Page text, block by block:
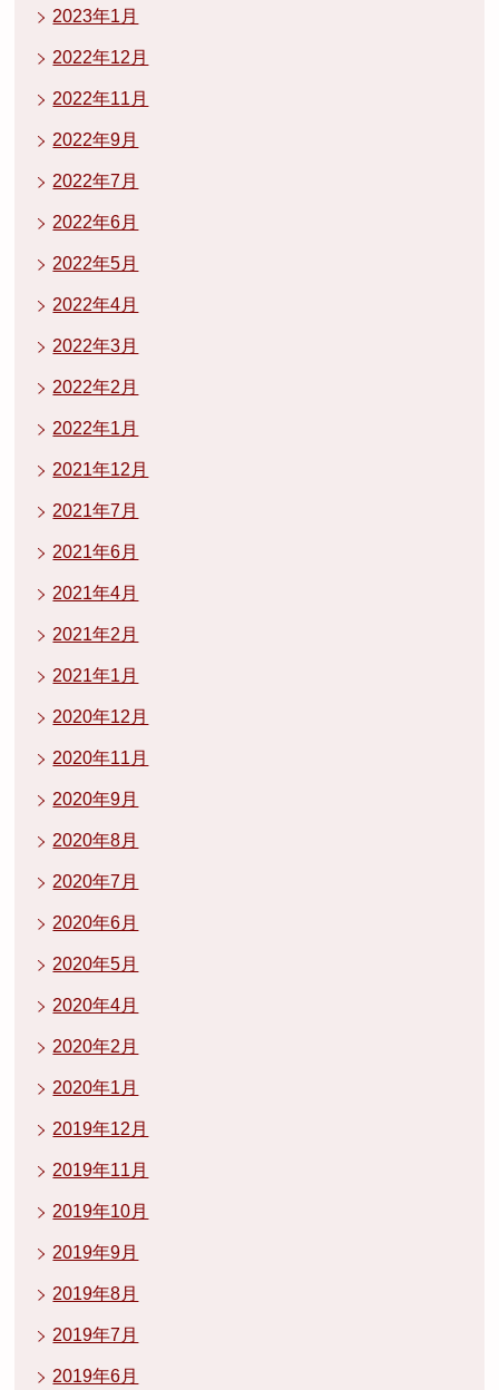
2023年1月
2022年12月
2022年11月
2022年9月
2022年7月
2022年6月
2022年5月
2022年4月
2022年3月
2022年2月
2022年1月
2021年12月
2021年7月
2021年6月
2021年4月
2021年2月
2021年1月
2020年12月
2020年11月
2020年9月
2020年8月
2020年7月
2020年6月
2020年5月
2020年4月
2020年2月
2020年1月
2019年12月
2019年11月
2019年10月
2019年9月
2019年8月
2019年7月
2019年6月